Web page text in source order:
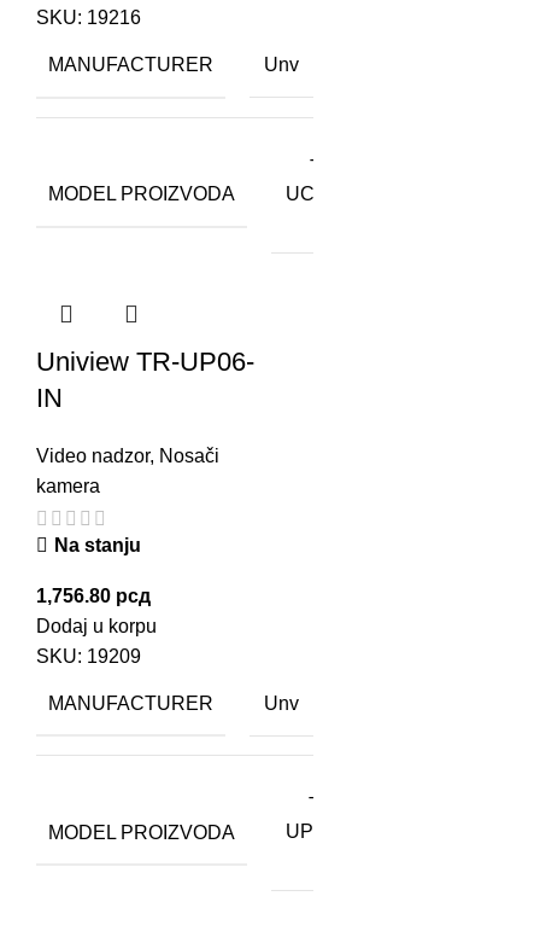
SKU: 19216
MANUFACTURER Unv
MODEL PROIZVODA
TR-
UC08-
Uniview TR-UP06-
IN
Video nadzor, Nosači
kamera
Na stanju
1,756.80 рсд
Dodaj u korpu
SKU: 19209
MANUFACTURER Unv
MODEL PROIZVODA
TR-
UP06-